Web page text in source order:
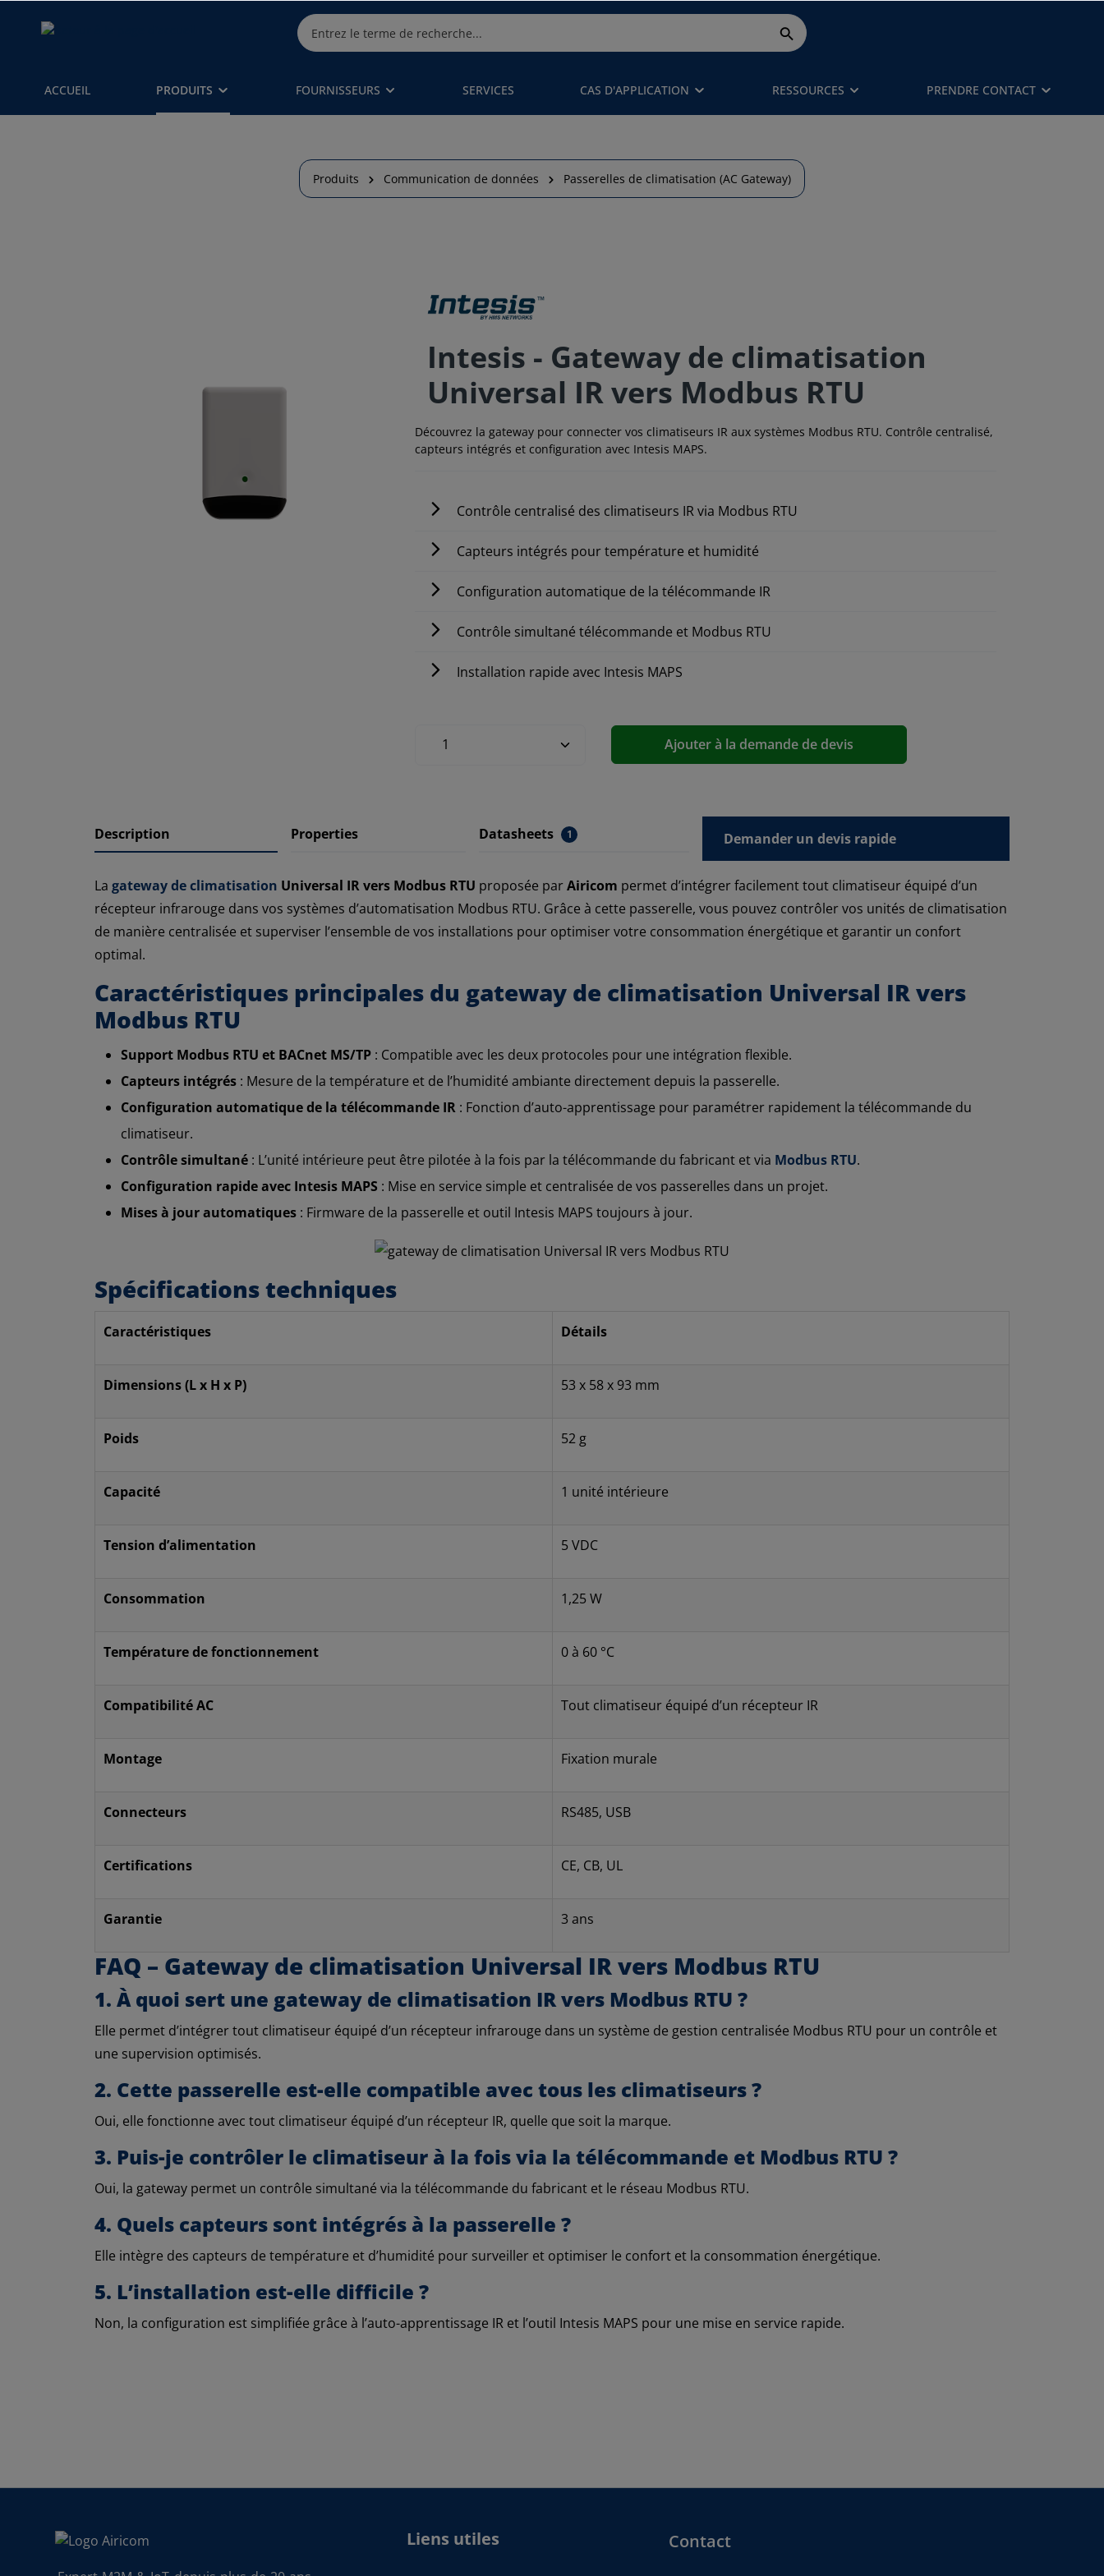
ACCUEIL PRODUITS FOURNISSEURS SERVICES CAS D'APPLICATION RESSOURCES PRENDRE CONTACT
Produits Communication de données Passerelles de climatisation (AC Gateway)
Intesis - Gateway de climatisation
Universal IR vers Modbus RTU
Découvrez la gateway pour connecter vos climatiseurs IR aux systèmes Modbus RTU. Contrôle centralisé,
capteurs intégrés et configuration avec Intesis MAPS.
Contrôle centralisé des climatiseurs IR via Modbus RTU
Capteurs intégrés pour température et humidité
Configuration automatique de la télécommande IR
Contrôle simultané télécommande et Modbus RTU
Installation rapide avec Intesis MAPS
Ajouter à la demande de devis
Description Properties Datasheets 1 Demander un devis rapide
La gateway de climatisation Universal IR vers Modbus RTU proposée parAiricom permet d’intégrer facilement tout climatiseur équipé d’un
récepteur infrarouge dans vos systèmes d’automatisation Modbus RTU. Grâce à cette passerelle, vous pouvez contrôler vos unités de climatisation
de manière centralisée et superviser l’ensemble de vos installations pour optimiser votre consommation énergétique et garantir un confort
optimal.
Caractéristiques principales du gateway de climatisation Universal IR vers
Modbus RTU
Support Modbus RTU et BACnet MS/TP : Compatible avec les deux protocoles pour une intégration flexible.
Capteurs intégrés : Mesure de la température et de l’humidité ambiante directement depuis la passerelle.
Configuration automatique de la télécommande IR : Fonction d’auto-apprentissage pour paramétrer rapidement la télécommande du
climatiseur.
Contrôle simultané : L’unité intérieure peut être pilotée à la fois par la télécommande du fabricant et via Modbus RTU.
Configuration rapide avec Intesis MAPS : Mise en service simple et centralisée de vos passerelles dans un projet.
Mises à jour automatiques : Firmware de la passerelle et outil Intesis MAPS toujours à jour.
Spécifications techniques
Caractéristiques Détails
Dimensions (L x H x P) 53 x 58 x 93 mm
Poids 52 g
Capacité 1 unité intérieure
Tension d’alimentation 5 VDC
Consommation 1,25 W
Température de fonctionnement 0 à 60 °C
Compatibilité AC Tout climatiseur équipé d’un récepteur IR
Montage Fixation murale
Connecteurs RS485, USB
Certifications CE, CB, UL
Garantie 3 ans
FAQ – Gateway de climatisation Universal IR vers Modbus RTU
1. À quoi sert une gateway de climatisation IR vers Modbus RTU ?
Elle permet d’intégrer tout climatiseur équipé d’un récepteur infrarouge dans un système de gestion centralisée Modbus RTU pour un contrôle et
une supervision optimisés.
2. Cette passerelle est-elle compatible avec tous les climatiseurs ?
Oui, elle fonctionne avec tout climatiseur équipé d’un récepteur IR, quelle que soit la marque.
3. Puis-je contrôler le climatiseur à la fois via la télécommande et Modbus RTU ?
Oui, la gateway permet un contrôle simultané via la télécommande du fabricant et le réseau Modbus RTU.
4. Quels capteurs sont intégrés à la passerelle ?
Elle intègre des capteurs de température et d’humidité pour surveiller et optimiser le confort et la consommation énergétique.
5. L’installation est-elle difficile ?
Non, la configuration est simplifiée grâce à l’auto-apprentissage IR et l’outil Intesis MAPS pour une mise en service rapide.
Liens utiles Contact